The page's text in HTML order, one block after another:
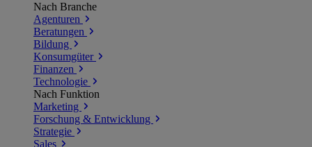
Nach Branche
Agenturen
Beratungen
Bildung
Konsumgüter
Finanzen
Technologie
Nach Funktion
Marketing
Forschung & Entwicklung
Strategie
Sales